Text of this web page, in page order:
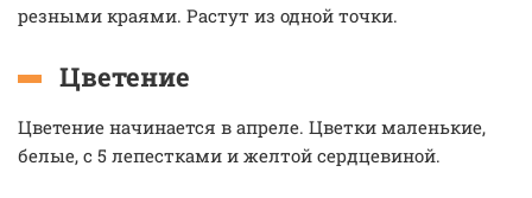
резными краями. Растут из одной точки.
Цветение
Цветение начинается в апреле. Цветки маленькие,
белые, с 5 лепестками и желтой сердцевиной.